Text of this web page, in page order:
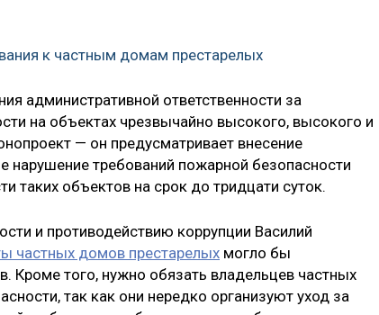
к частным домам престарелых
административной ответственности за
на объектах чрезвычайно высокого, высокого и
— он предусматривает внесение
нарушение требований пожарной безопасности
таких объектов на срок до тридцати суток.
и противодействию коррупции Василий
частных домов престарелых могло бы
Кроме того, нужно обязать владельцев частных
так как они нередко организуют уход за